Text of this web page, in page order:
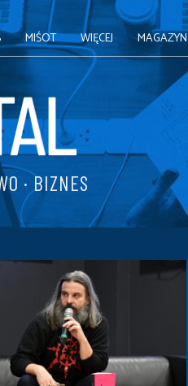
MIŚOT WIĘCEJ MAGAZYN
· BIZNES